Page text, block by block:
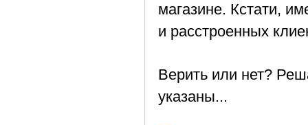
магазине. Кстати,
и расстроенных
Верить или нет?
указаны...